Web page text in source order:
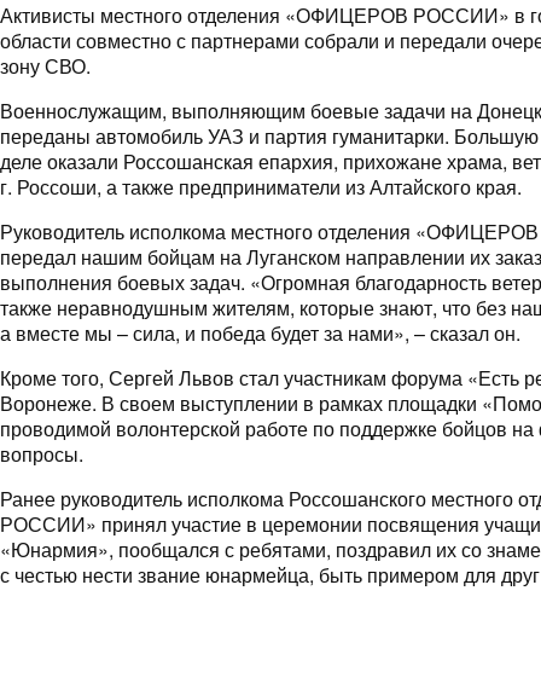
Активисты местного отделения «ОФИЦЕРОВ РОССИИ» в
области совместно с партнерами собрали и передали
зону СВО.
Военнослужащим, выполняющим боевые задачи на
переданы автомобиль УАЗ и партия гуманитарки.
деле оказали Россошанская епархия, прихожане храма,
г. Россоши, а также предприниматели из Алтайского края.
Руководитель исполкома местного отделения
передал нашим бойцам на Луганском направлении их
выполнения боевых задач. «Огромная благодарность
также неравнодушным жителям, которые знают, что без
а вместе мы – сила, и победа будет за нами», – сказал он.
Кроме того, Сергей Львов стал участникам форума «Есть
Воронеже. В своем выступлении в рамках площадки
проводимой волонтерской работе по поддержке бойцов
вопросы.
Ранее руководитель исполкома Россошанского
РОССИИ» принял участие в церемонии посвящения
«Юнармия», пообщался с ребятами, поздравил их со
с честью нести звание юнармейца, быть примером для